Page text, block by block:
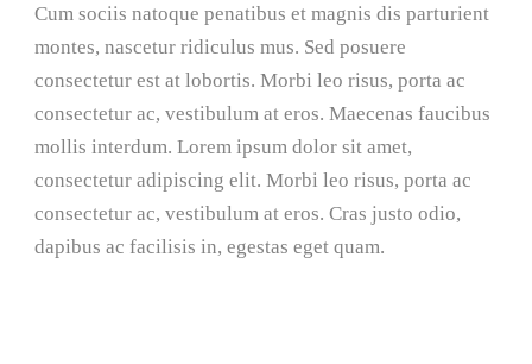
Cum sociis natoque penatibus et magnis dis parturient
montes, nascetur ridiculus mus. Sed posuere
consectetur est at lobortis. Morbi leo risus, porta ac
consectetur ac, vestibulum at eros. Maecenas faucibus
mollis interdum. Lorem ipsum dolor sit amet,
consectetur adipiscing elit. Morbi leo risus, porta ac
consectetur ac, vestibulum at eros. Cras justo odio,
dapibus ac facilisis in, egestas eget quam.